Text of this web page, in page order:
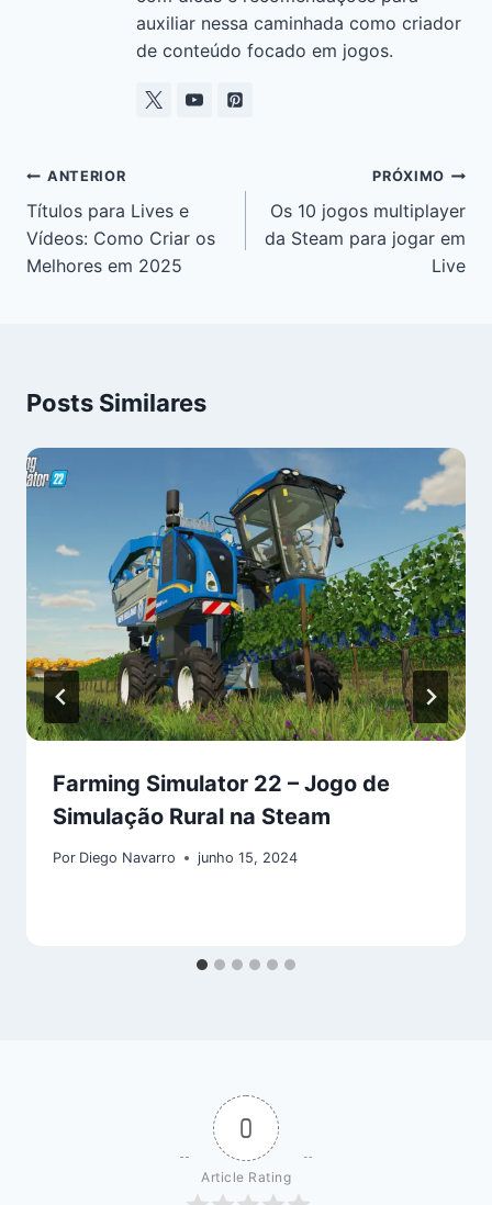
auxiliar nessa caminhada como criador
de conteúdo focado em jogos.
ANTERIOR
Títulos para Lives e
Vídeos: Como Criar os
Melhores em 2025
PRÓXIMO
Os 10 jogos multiplayer
da Steam para jogar em
Live
Posts Similares
Farming Simulator 22 – Jogo de
Simulação Rural na Steam
Por Diego Navarro junho 15, 2024
0
Article Rating